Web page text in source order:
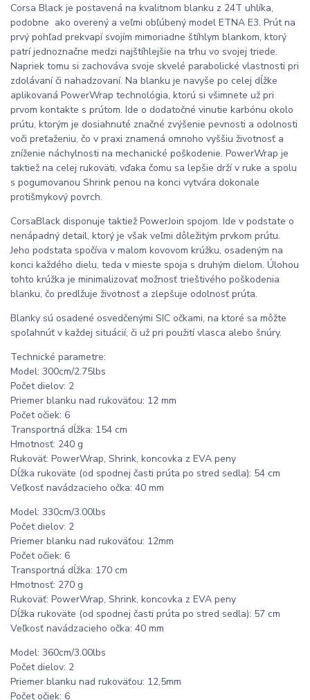
Corsa Black je postavená na kvalitnom blanku z 24T uhlíka,
podobne ako overený a veľmi obľúbený model ETNA E3. Prút na
prvý pohľad prekvapí svojím mimoriadne štíhlym blankom, ktorý
patrí jednoznačne medzi najštíhlejšie na trhu vo svojej triede.
Napriek tomu si zachováva svoje skvelé parabolické vlastnosti pri
zdolávaní či nahadzovaní. Na blanku je navyše po celej dĺžke
aplikovaná PowerWrap technológia, ktorú si všimnete už pri
prvom kontakte s prútom. Ide o dodatočné vinutie karbónu okolo
prútu, ktorým je dosiahnuté značné zvýšenie pevnosti a odolnosti
voči preťaženiu, čo v praxi znamená omnoho vyššiu životnosť a
zníženie náchylnosti na mechanické poškodenie. PowerWrap je
taktiež na celej rukoväti, vďaka čomu sa lepšie drží v ruke a spolu
s pogumovanou Shrink penou na konci vytvára dokonale
protišmykový povrch.
CorsaBlack disponuje taktiež PowerJoin spojom. Ide v podstate o
nenápadný detail, ktorý je však veľmi dôležitým prvkom prútu.
Jeho podstata spočíva v malom kovovom krúžku, osadeným na
konci každého dielu, teda v mieste spoja s druhým dielom. Úlohou
tohto krúžka je minimalizovať možnosť trieštivého poškodenia
blanku, čo predlžuje životnosť a zlepšuje odolnosť prúta.
Blanky sú osadené osvedčenými SIC očkami, na ktoré sa môžte
spoľahnúť v každej situácií, či už pri použití vlasca alebo šnúry.
Technické parametre:
Model: 300cm/2.75lbs
Počet dielov: 2
Priemer blanku nad rukoväťou: 12 mm
Počet očiek: 6
Transportná dĺžka: 154 cm
Hmotnosť: 240 g
Rukoväť: PowerWrap, Shrink, koncovka z EVA peny
Dĺžka rukoväte (od spodnej časti prúta po stred sedla): 54 cm
Veľkosť navádzacieho očka: 40 mm
Model: 330cm/3.00lbs
Počet dielov: 2
Priemer blanku nad rukoväťou: 12mm
Počet očiek: 6
Transportná dĺžka: 170 cm
Hmotnosť: 270 g
Rukoväť: PowerWrap, Shrink, koncovka z EVA peny
Dĺžka rukoväte (od spodnej časti prúta po stred sedla): 57 cm
Veľkosť navádzacieho očka: 40 mm
Model: 360cm/3.00lbs
Počet dielov: 2
Priemer blanku nad rukoväťou: 12,5mm
Počet očiek: 6